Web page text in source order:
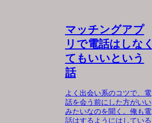
マッチングアプ
リで電話はしなく
てもいいという
話
よく出会い系のコツで、電
話を会う前にした方がいい
みたいなのを聞く。俺も電
話はするようにはしている